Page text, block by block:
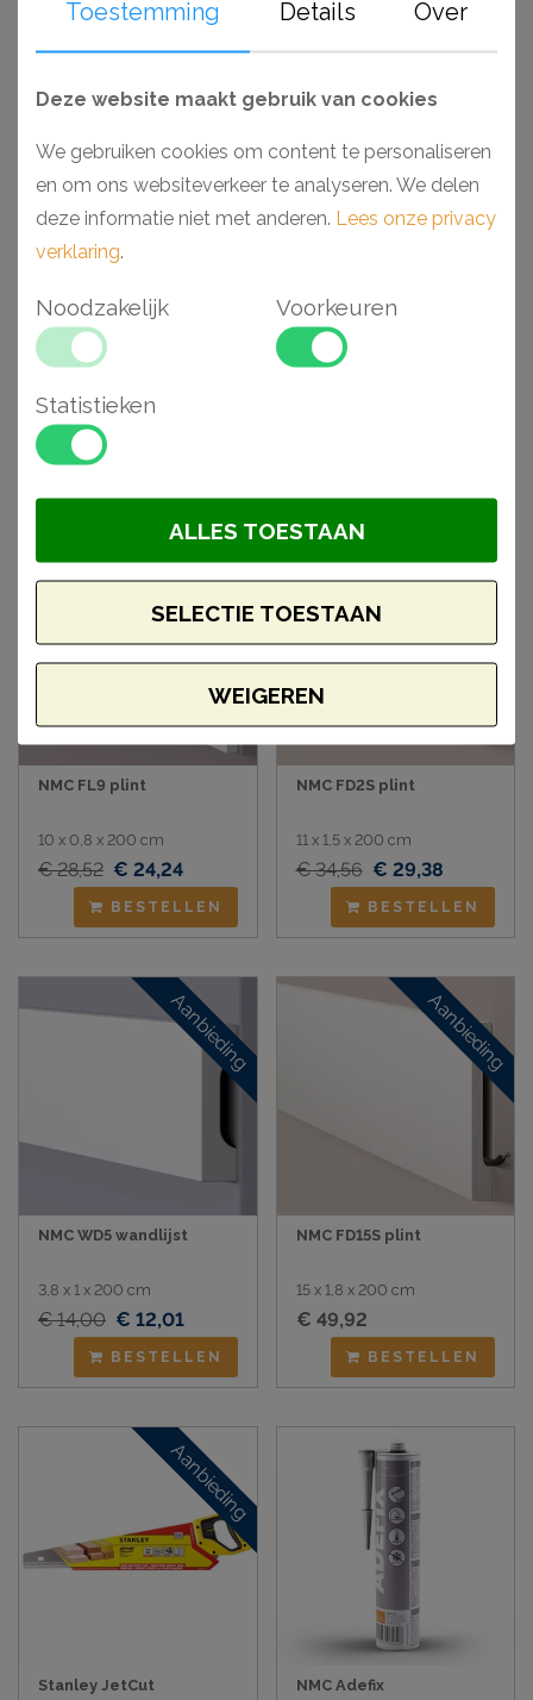
producten zich gemakkelijk afwerken met elk soort verf.
van Adefix (NMC) en Decofix (Orac).
Waarom kiezen voor een Wallstyl plint?
- Makkelijk verwerkbaar
- Toepasbaar in vochtige ruimtes
- Hoge dichtheid vanwege materiaal HDPS
- Voorgeschilderd en extreem stootvast
Gerelateerde
artikelen
Aanbieding
NMC FL9 plint
10 x 0,8 x 200 cm
€ 28,52 € 24,24
BESTELLEN
Aanbieding
NMC FD2S plint
11 x 1,5 x 200 cm
€ 34,56 € 29,38
BESTELLEN
Aanbieding
NMC WD5 wandlijst
3,8 x 1 x 200 cm
€ 14,00 € 12,01
BESTELLEN
Aanbieding
NMC FD15S plint
15 x 1,8 x 200 cm
€ 49,92
BESTELLEN
Aanbieding
Stanley JetCut
NMC Adefix
Toestemming Details Over
Deze website maakt gebruik van cookies
We gebruiken cookies om content te personaliseren
en om ons websiteverkeer te analyseren. We delen
deze informatie niet met anderen. Lees onze privacy
verklaring.
Noodzakelijk Voorkeuren
Statistieken
WEIGEREN
SELECTIE TOESTAAN
ALLES TOESTAAN